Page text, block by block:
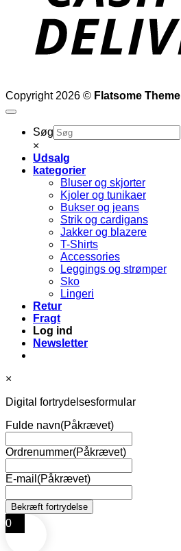
Copyright 2026 © Flatsome Theme
Søg
×
Udsalg
kategorier
Bluser og skjorter
Kjoler og tunikaer
Bukser og jeans
Strik og cardigans
Jakker og blazere
T-Shirts
Accessories
Leggings og strømper
Sko
Lingeri
Retur
Fragt
Log ind
Newsletter
×
Digital fortrydelsesformular
Fulde navn(Påkrævet)
Ordrenummer(Påkrævet)
E-mail (Påkrævet)
0